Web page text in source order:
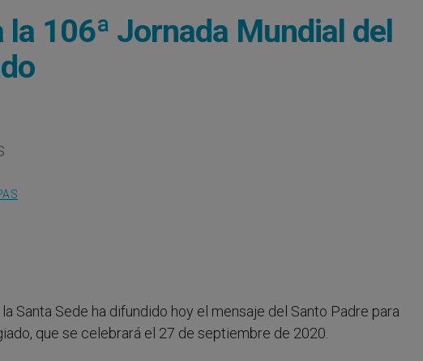
la 106ª Jornada Mundial del
Santa Sede ha difundido hoy el mensaje del Santo Padre para
que se celebrará el 27 de septiembre de 2020.